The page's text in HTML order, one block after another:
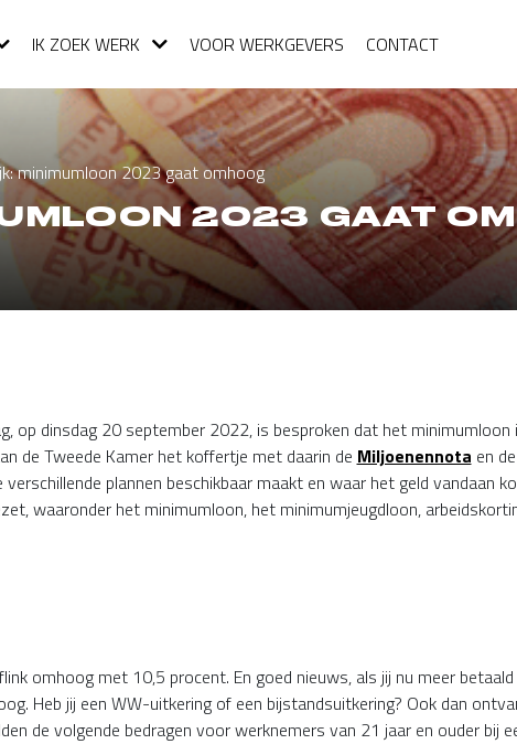
IK ZOEK WERK VOOR WERKGEVERS CONTACT
minimumloon 2023 gaat omhoog
2023 GAAT
op dinsdag 20 september 2022, is besproken dat het
de Tweede Kamer het koffertje met daarin de Miljoenennota en de
plannen beschikbaar maakt en waar het geld vandaan
waaronder het minimumloon, het minimumjeugdloon,
omhoog met 10,5 procent. En goed nieuws, als jij nu meer
Heb jij een WW-uitkering of een bijstandsuitkering? Ook dan
de volgende bedragen voor werknemers van 21 jaar en ouder bij